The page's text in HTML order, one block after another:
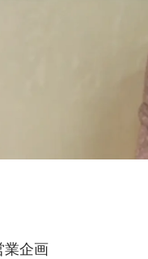
業企画